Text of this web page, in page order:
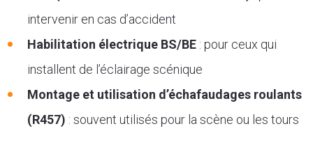
intervenir en cas d’accident
Habilitation électrique BS/BE: pour ceux qui
installent de l’éclairage scénique
Montage et utilisation d’échafaudages roulants
(R457) : souvent utilisés pour la scène ou les tours